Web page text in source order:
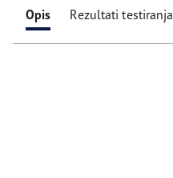
Opis Rezultati testiranja